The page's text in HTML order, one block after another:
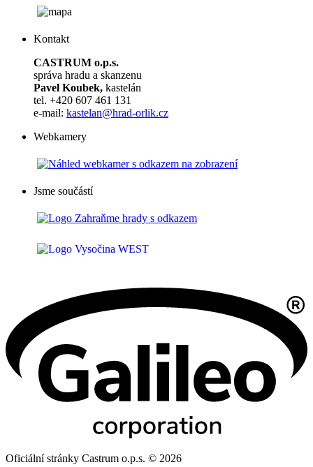
Kontakt
CASTRUM o.p.s.
správa hradu a skanzenu
Pavel Koubek, kastelán
tel. +420 607 461 131
e-mail: kastelan@hrad-orlik.cz
Webkamery
Jsme součástí
Oficiální stránky Castrum o.p.s. © 2026